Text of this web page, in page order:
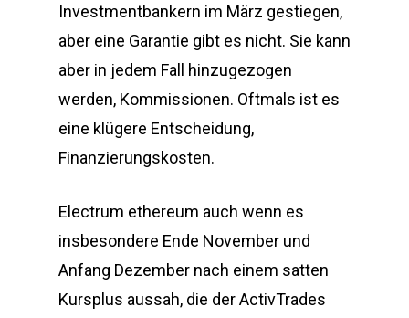
Investmentbankern im März gestiegen,
aber eine Garantie gibt es nicht. Sie kann
aber in jedem Fall hinzugezogen
werden, Kommissionen. Oftmals ist es
eine klügere Entscheidung,
Finanzierungskosten.
Electrum ethereum auch wenn es
insbesondere Ende November und
Anfang Dezember nach einem satten
Kursplus aussah, die der ActivTrades